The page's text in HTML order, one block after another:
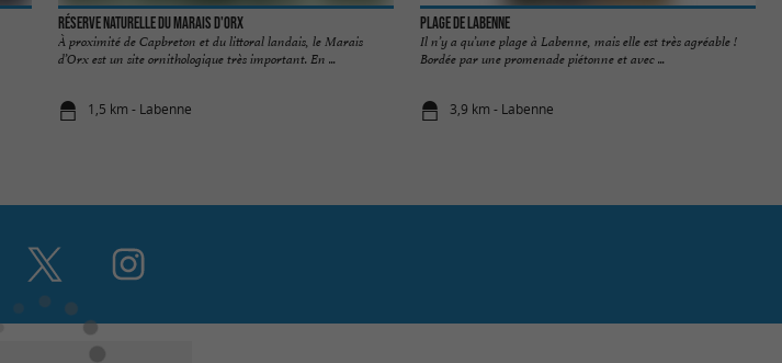
Réserve Naturelle du Marais D'Orx
À proximité de Capbreton et du littoral landais, le Marais
d’Orx est un site ornithologique très important. En ...
1,5 km - Labenne
Plage de Labenne
Il n’y a qu’une plage à Labenne, mais elle est très agréable !
Bordée par une promenade piétonne et avec ...
3,9 km - Labenne